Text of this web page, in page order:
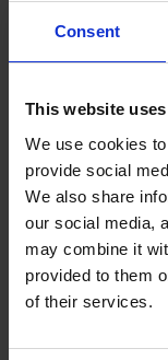
Consent
This website
We use cookies
provide social
We also share
our social media,
may combine it
provided to them
of their services.